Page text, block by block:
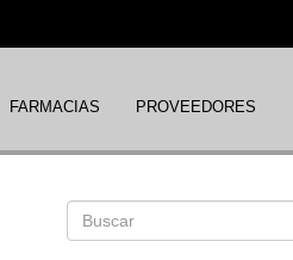
FARMACIAS PROVEEDORES
Formulario